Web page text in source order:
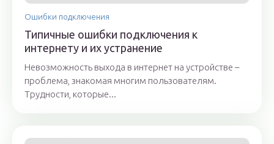
Ошибки подключения
Типичные ошибки подключения к
интернету и их устранение
Невозможность выхода в интернет на устройстве –
проблема, знакомая многим пользователям.
Трудности, которые...